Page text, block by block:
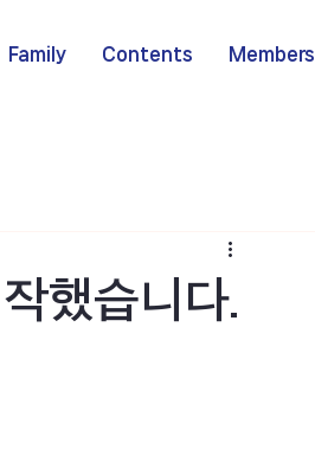
Family Contents Members
했습니다.